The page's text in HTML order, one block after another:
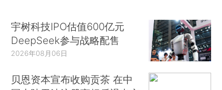
宇树科技IPO估值600亿元
DeepSeek参与战略配售
2026年08月06日
贝恩资本宣布收购贡茶 在中